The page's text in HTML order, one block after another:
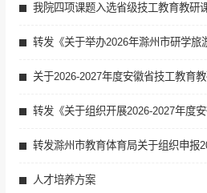
我院四项课题入选省级技工教育教研
转发《关于举办2026年滁州市研学旅
关于2026-2027年度安徽省技工教育
转发《关于组织开展2026-2027年度
转发滁州市教育体育局关于组织申报
人才培养方案